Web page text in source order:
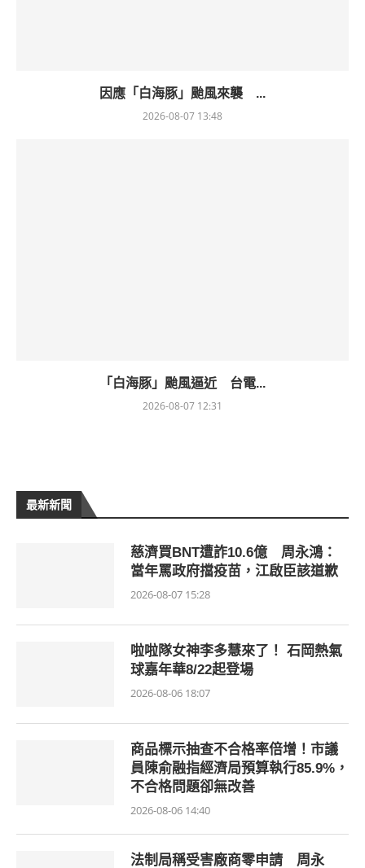
因應「白海豚」颱風來襲 ...
2026-08-07 13:48
「白海豚」颱風逼近 台電...
2026-08-07 12:31
最新新聞
慈濟買BNT遭詐10.6億 周永鴻：
當年罵政府擋疫苗，江啟臣該道歉
2026-08-07 15:28
啦啦隊女神李多慧來了！ 石岡熱氣
球嘉年華8/22起登場
2026-08-06 18:07
商品標示抽查不合格率倍增！市議
員陳俞融指經濟局預算執行85.9%，
不合格問題卻無改善
2026-08-06 14:40
法制局稱受害廠商零申請 周永